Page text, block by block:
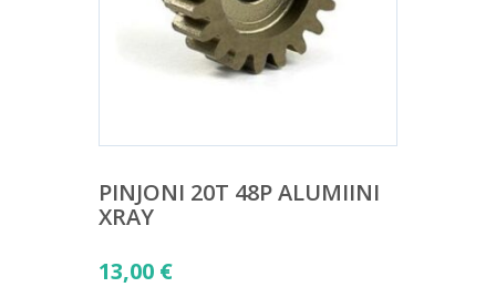
PINJONI 20T 48P ALUMIINI
XRAY
13,00 €